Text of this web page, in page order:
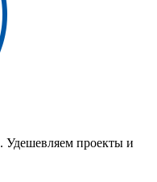
. Удешевляем проекты и